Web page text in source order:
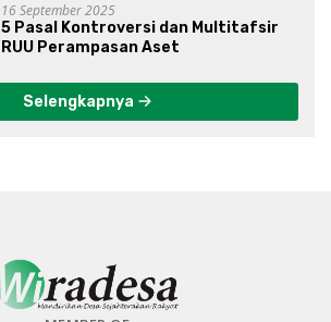
16 September 2025
5 Pasal Kontroversi dan Multitafsir
RUU Perampasan Aset
Selengkapnya